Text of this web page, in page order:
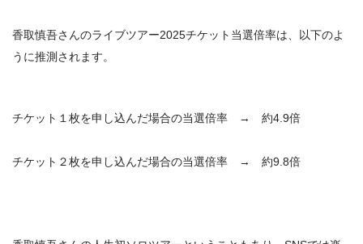
香取慎吾さんのライブツアー2025チケット当選倍率は、以下のよ
うに推測されます。
チケット１枚を申し込んだ場合の当選倍率 → 約4.9倍
チケット２枚を申し込んだ場合の当選倍率 → 約9.8倍